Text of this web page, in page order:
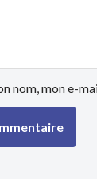
nom, mon e-